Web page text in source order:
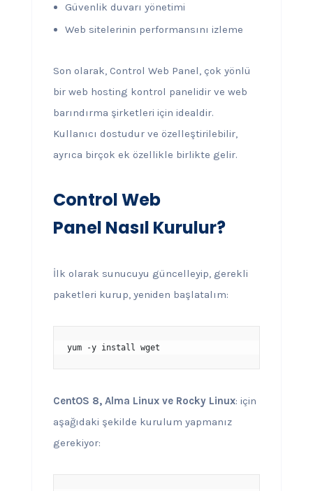
Güvenlik duvarı yönetimi
Web sitelerinin performansını izleme
Son olarak, Control Web Panel, çok yönlü
bir web hosting kontrol panelidir ve web
barındırma şirketleri için idealdir.
Kullanıcı dostudur ve özelleştirilebilir,
ayrıca birçok ek özellikle birlikte gelir.
Control Web
Panel Nasıl Kurulur?
İlk olarak sunucuyu güncelleyip, gerekli
paketleri kurup, yeniden başlatalım:
yum -y install wget
CentOS 8, Alma Linux ve Rocky Linux: için
aşağıdaki şekilde kurulum yapmanız
gerekiyor: